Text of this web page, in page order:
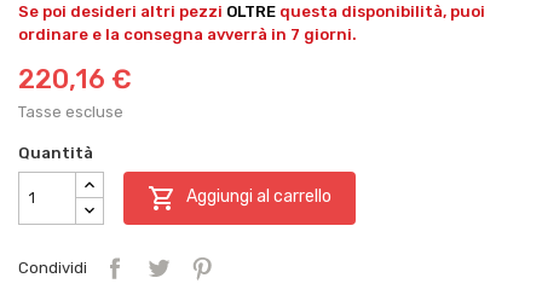
Se poi desideri altri pezzi OLTRE questa disponibilità, puoi
ordinare e la consegna avverrà in 7 giorni.
220,16 €
Tasse escluse
Quantità
 Aggiungi al carrello
Condividi